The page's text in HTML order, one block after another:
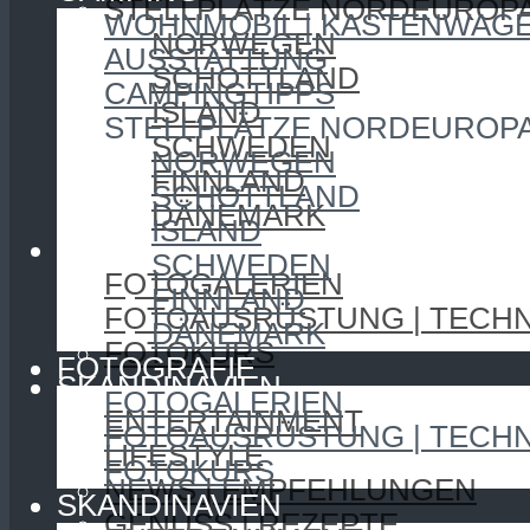
STELLPLÄTZE
NORWEGEN
SCHOTTLAND
ISLAND
SCHWEDEN
FINNLAND
DÄNEMARK
FOTOGRAFIE
FOTOGALERIEN
FOTOAUSRÜSTUNG |
FOTOKURS
SKANDINAVIEN
ENTERTAINMENT
LIFESTYLE
NEWS | EMPFEHLUNGEN
WOHNMOBIL |
AUSSTATTUNG
CAMPINGTIPPS
STELLPLÄTZE
NORWEGEN
SCHOTTLAND
ISLAND
SCHWEDEN
FINNLAND
DÄNEMARK
FOTOGRAFIE
FOTOGALERIEN
FOTOAUSRÜSTUNG |
FOTOKURS
SKANDINAVIEN